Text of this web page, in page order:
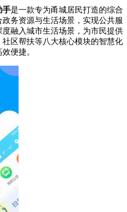
手是一款专为甬城居民打造的综合
务资源与生活场景，实现公共服
融入城市生活场景，为市民提供
区帮扶等八大核心模块的智慧化
便捷。